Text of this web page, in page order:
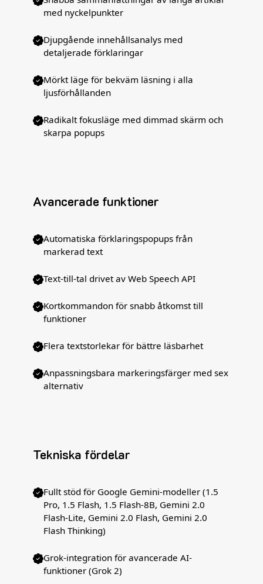
med nyckelpunkter
Djupgående innehållsanalys med
detaljerade förklaringar
Mörkt läge för bekväm läsning i alla
ljusförhållanden
Radikalt fokusläge med dimmad skärm och
skarpa popups
Avancerade funktioner
Automatiska förklaringspopups från
markerad text
Text-till-tal drivet av Web Speech API
Kortkommandon för snabb åtkomst till
funktioner
Flera textstorlekar för bättre läsbarhet
Anpassningsbara markeringsfärger med sex
alternativ
Tekniska fördelar
Fullt stöd för Google Gemini-modeller (1.5
Pro, 1.5 Flash, 1.5 Flash-8B, Gemini 2.0
Flash-Lite, Gemini 2.0 Flash, Gemini 2.0
Flash Thinking)
Grok-integration för avancerade AI-
funktioner (Grok 2)